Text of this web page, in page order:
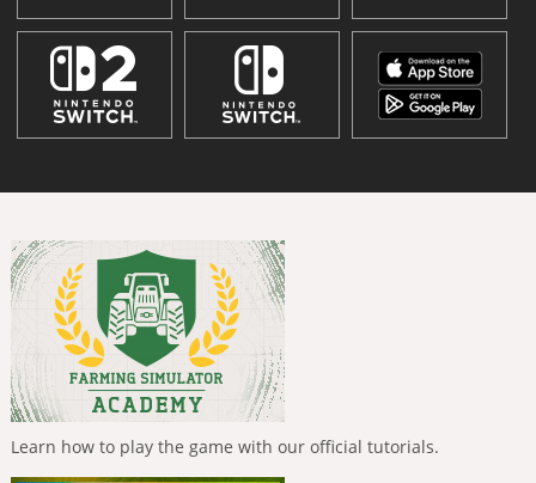
Learn how to play the game with our official tutorials.